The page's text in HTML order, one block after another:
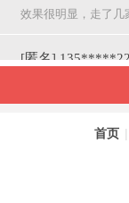
效果很明显，走了几
[匿名]
呵呵，就是屌，你们
[匿名]
首页 |